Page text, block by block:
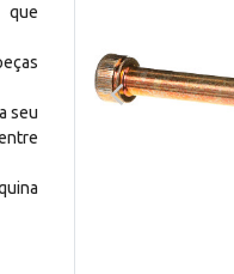
que
seu